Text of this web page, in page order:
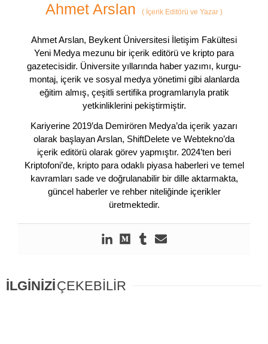
Ahmet Arslan ( İçerik Editörü ve Yazar )
Ahmet Arslan, Beykent Üniversitesi İletişim Fakültesi
Yeni Medya mezunu bir içerik editörü ve kripto para
gazetecisidir. Üniversite yıllarında haber yazımı, kurgu-
montaj, içerik ve sosyal medya yönetimi gibi alanlarda
eğitim almış, çeşitli sertifika programlarıyla pratik
yetkinliklerini pekiştirmiştir.
Kariyerine 2019’da Demirören Medya’da içerik yazarı
olarak başlayan Arslan, ShiftDelete ve Webtekno’da
içerik editörü olarak görev yapmıştır. 2024’ten beri
Kriptofoni’de, kripto para odaklı piyasa haberleri ve temel
kavramları sade ve doğrulanabilir bir dille aktarmakta,
güncel haberler ve rehber niteliğinde içerikler
üretmektedir.
İLGİNİZİÇEKEBİLİR